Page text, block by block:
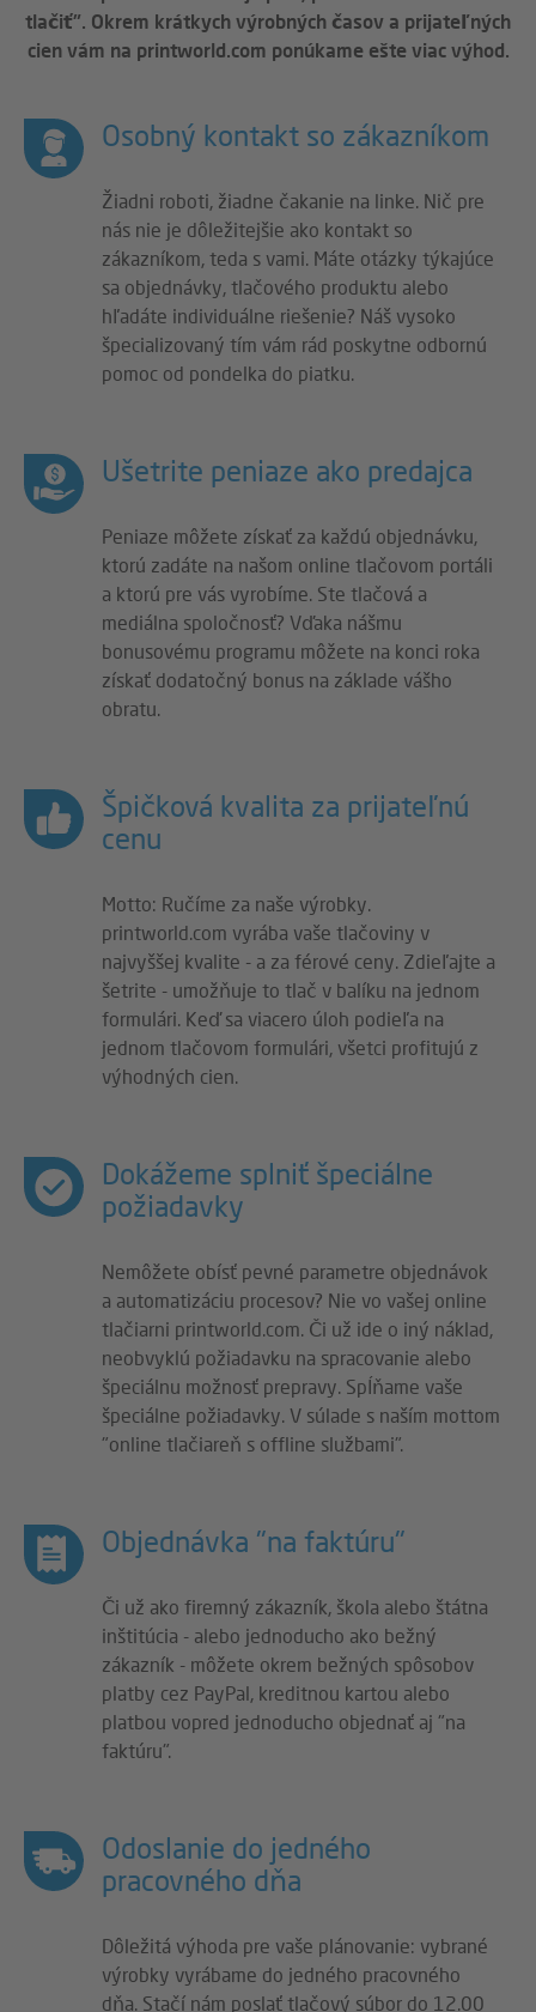
tlačiť". Okrem krátkych výrobných časov a prijateľných
cien vám na printworld.com ponúkame ešte viac výhod.
Osobný kontakt so zákazníkom
Žiadni roboti, žiadne čakanie na linke. Nič pre
nás nie je dôležitejšie ako kontakt so
zákazníkom, teda s vami. Máte otázky týkajúce
sa objednávky, tlačového produktu alebo
hľadáte individuálne riešenie? Náš vysoko
špecializovaný tím vám rád poskytne odbornú
pomoc od pondelka do piatku.
Ušetrite peniaze ako predajca
Peniaze môžete získať za každú objednávku,
ktorú zadáte na našom online tlačovom portáli
a ktorú pre vás vyrobíme. Ste tlačová a
mediálna spoločnosť? Vďaka nášmu
bonusovému programu môžete na konci roka
získať dodatočný bonus na základe vášho
obratu.
Špičková kvalita za prijateľnú
cenu
Motto: Ručíme za naše výrobky.
printworld.com vyrába vaše tlačoviny v
najvyššej kvalite - a za férové ceny. Zdieľajte a
šetrite - umožňuje to tlač v balíku na jednom
formulári. Keď sa viacero úloh podieľa na
jednom tlačovom formulári, všetci profitujú z
výhodných cien.
Dokážeme splniť špeciálne
požiadavky
Nemôžete obísť pevné parametre objednávok
a automatizáciu procesov? Nie vo vašej online
tlačiarni printworld.com. Či už ide o iný náklad,
neobvyklú požiadavku na spracovanie alebo
špeciálnu možnosť prepravy. Spĺňame vaše
špeciálne požiadavky. V súlade s naším mottom
"online tlačiareň s offline službami".
Objednávka "na faktúru"
Či už ako firemný zákazník, škola alebo štátna
inštitúcia - alebo jednoducho ako bežný
zákazník - môžete okrem bežných spôsobov
platby cez PayPal, kreditnou kartou alebo
platbou vopred jednoducho objednať aj "na
faktúru".
Odoslanie do jedného
pracovného dňa
Dôležitá výhoda pre vaše plánovanie: vybrané
výrobky vyrábame do jedného pracovného
dňa. Stačí nám poslať tlačový súbor do 12.00